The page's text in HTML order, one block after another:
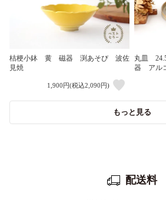
桔梗小鉢 黄 磁器 渕あそび 波佐
見焼
1,900円(税込2,090円)
丸皿
器 アル
もっと見る
配送料